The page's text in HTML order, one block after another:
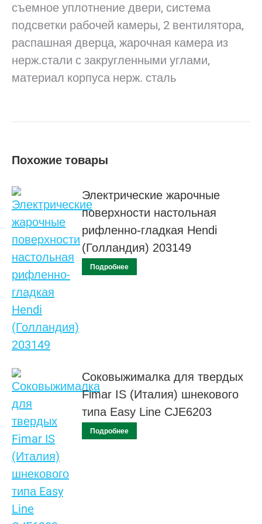
съемное уплотнение двери, система
подсветки рабочей камеры, 2 вентилятора,
распашная дверца, жарочная камера из
нерж.стали с закругленными углами,
материал корпуса нерж. сталь
Похожие товары
Электрические жарочные
поверхности настольная
рифленно-гладкая Hendi
(Голландия) 203149
Подробнее
Соковыжималка для твердых
Fimar IS (Италия) шнекового
типа Easy Line CJE6203
Подробнее